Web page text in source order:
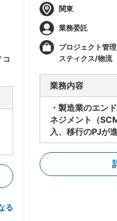
コ
る
関東
業務委託
プロジェクト管
スティクス/物流
業務内容
・製造業のエン
ネジメント（
入、移行のPJが
務・システムの
ライヤーに導入
下記のタスクの
カー⇔サプライ
案、決定の支
状況把握、報告